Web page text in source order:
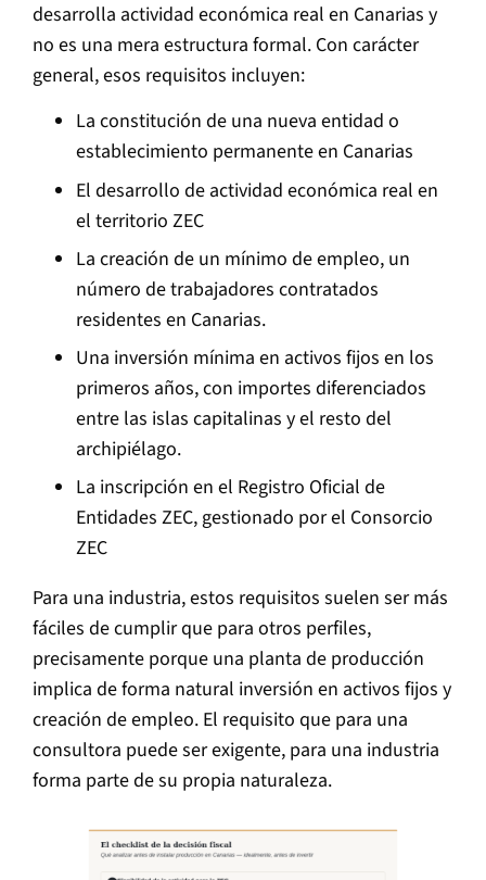
desarrolla actividad económica real en Canarias y
no es una mera estructura formal. Con carácter
general, esos requisitos incluyen:
La constitución de una nueva entidad o
establecimiento permanente en Canarias
El desarrollo de actividad económica real en
el territorio ZEC
La creación de un mínimo de empleo, un
número de trabajadores contratados
residentes en Canarias.
Una inversión mínima en activos fijos en los
primeros años, con importes diferenciados
entre las islas capitalinas y el resto del
archipiélago.
La inscripción en el Registro Oficial de
Entidades ZEC, gestionado por el Consorcio
ZEC
Para una industria, estos requisitos suelen ser más
fáciles de cumplir que para otros perfiles,
precisamente porque una planta de producción
implica de forma natural inversión en activos fijos y
creación de empleo. El requisito que para una
consultora puede ser exigente, para una industria
forma parte de su propia naturaleza.